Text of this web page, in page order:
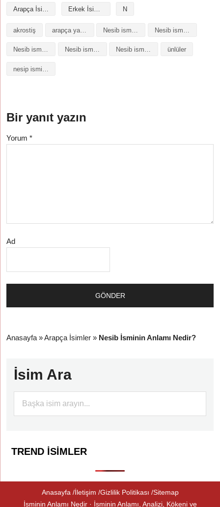
Arapça İsimler Erkek İsimleri N
akrostiş arapça yazılışı
Nesib isminin baş harfleriyle şiir Nesib isminin kökeni Nesib isminin numerolojisi ünlüler
Bir yanıt yazın
Yorum*
Ad
Anasayfa »Arapça İsimler » Nesib İsminin Anlamı Nedir?
İsim Ara
TREND İSIMLER
Anasayfa İletişim Gizlilik Politikası Sitemap
İsminin Anlamı Nedir · İsminin Anlamı, Analizi, Kökeni ve